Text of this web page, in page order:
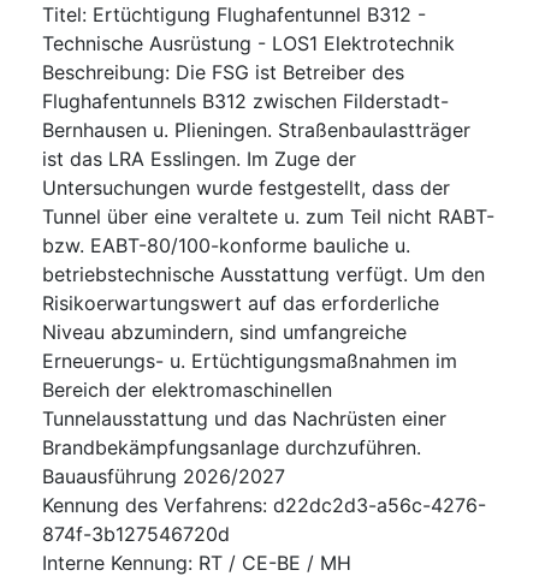
Titel: Ertüchtigung Flughafentunnel B312 -
Technische Ausrüstung - LOS1 Elektrotechnik
Beschreibung: Die FSG ist Betreiber des
Flughafentunnels B312 zwischen Filderstadt-
Bernhausen u. Plieningen. Straßenbaulastträger
ist das LRA Esslingen. Im Zuge der
Untersuchungen wurde festgestellt, dass der
Tunnel über eine veraltete u. zum Teil nicht RABT-
bzw. EABT-80/100-konforme bauliche u.
betriebstechnische Ausstattung verfügt. Um den
Risikoerwartungswert auf das erforderliche
Niveau abzumindern, sind umfangreiche
Erneuerungs- u. Ertüchtigungsmaßnahmen im
Bereich der elektromaschinellen
Tunnelausstattung und das Nachrüsten einer
Brandbekämpfungsanlage durchzuführen.
Bauausführung 2026/2027
Kennung des Verfahrens: d22dc2d3-a56c-4276-
874f-3b127546720d
Interne Kennung: RT / CE-BE / MH